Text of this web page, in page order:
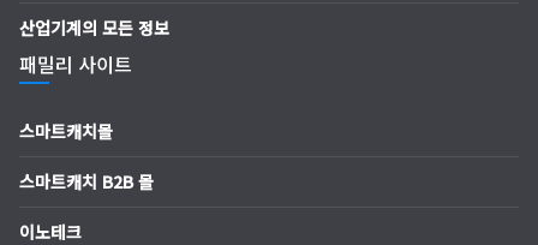
산업기계의 모든 정보
패밀리 사이트
스마트캐치몰
스마트캐치 B2B 몰
이노테크